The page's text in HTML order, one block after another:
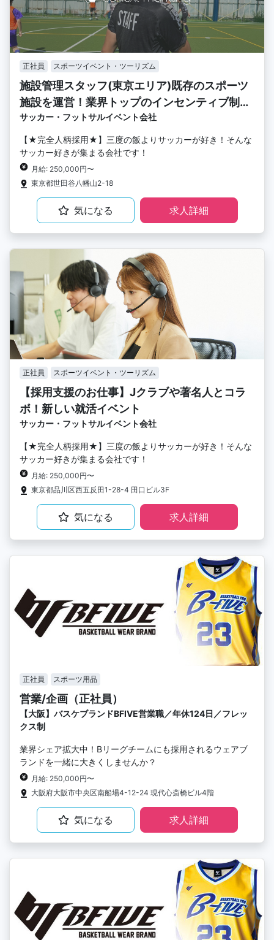
正社員 スポーツイベント・ツーリズム
施設管理スタッフ(東京エリア)既存のスポーツ
施設を運営！業界トップのインセンティブ制度
充実！
サッカー・フットサルイベント会社
【★完全人柄採用★】三度の飯よりサッカーが好き！そんな
サッカー好きが集まる会社です！
月給: 250,000円〜
東京都世田谷八幡山2-18
気になる 求人詳細
正社員 スポーツイベント・ツーリズム
【採用支援のお仕事】Jクラブや著名人とコラ
ボ！新しい就活イベント
サッカー・フットサルイベント会社
【★完全人柄採用★】三度の飯よりサッカーが好き！そんな
サッカー好きが集まる会社です！
月給: 250,000円〜
東京都品川区西五反田1-28-4 田口ビル3F
気になる 求人詳細
正社員 スポーツ用品
営業/企画（正社員）
【大阪】バスケブランドBFIVE営業職／年休124日／フレッ
クス制
業界シェア拡大中！Bリーグチームにも採用されるウェアブ
ランドを一緒に大きくしませんか？
月給: 250,000円〜
大阪府大阪市中央区南船場4-12-24 現代心斎橋ビル4階
気になる 求人詳細